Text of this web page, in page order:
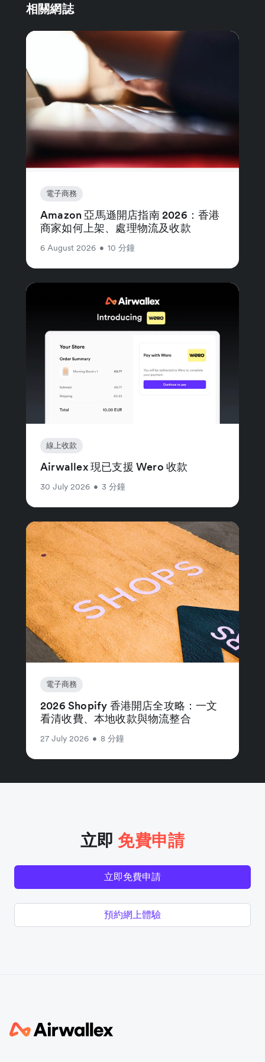
相關網誌
電子商務
Amazon 亞馬遜開店指南 2026：香港
商家如何上架、處理物流及收款
6 August 2026 • 10 分鐘
線上收款
Airwallex 現已支援 Wero 收款
30 July 2026 • 3 分鐘
電子商務
2026 Shopify 香港開店全攻略：一文
看清收費、本地收款與物流整合
27 July 2026 • 8 分鐘
立即免費申請
立即免費申請
預約網上體驗